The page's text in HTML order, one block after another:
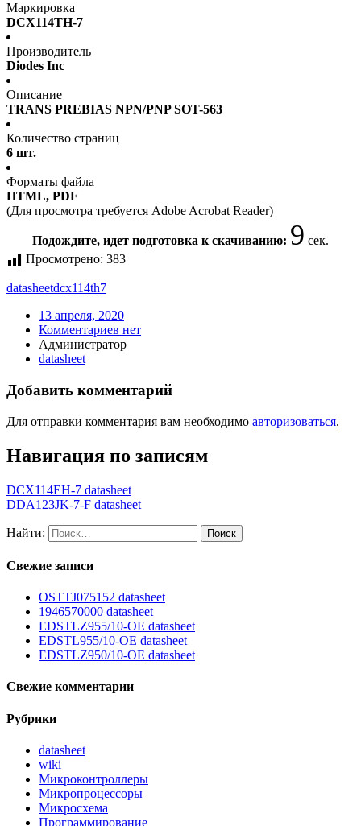
Маркировка
DCX114TH-7
Производитель
Diodes Inc
Описание
TRANS PREBIAS NPN/PNP SOT-563
Количество страниц
6 шт.
Форматы файла
HTML, PDF
(Для просмотра требуется Adobe Acrobat Reader)
Подождите, идет подготовка к скачиванию: 9 сек.
Просмотрено: 383
datasheetdcx114th7
13 апреля, 2020
Комментариев нет
Администратор
datasheet
Добавить комментарий
Для отправки комментария вам необходимо авторизоваться.
Навигация по записям
DCX114EH-7 datasheet
DDA123JK-7-F datasheet
Найти:
Свежие записи
OSTTJ075152 datasheet
1946570000 datasheet
EDSTLZ955/10-OE datasheet
EDSTL955/10-OE datasheet
EDSTLZ950/10-OE datasheet
Свежие комментарии
Рубрики
datasheet
wiki
Микроконтроллеры
Микропроцессоры
Микросхема
Программирование